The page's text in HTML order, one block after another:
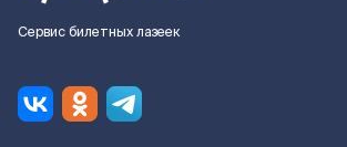
Сервис билетных лазеек